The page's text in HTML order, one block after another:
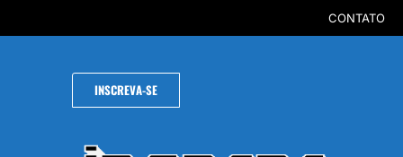
CONTATO
INSCREVA-SE